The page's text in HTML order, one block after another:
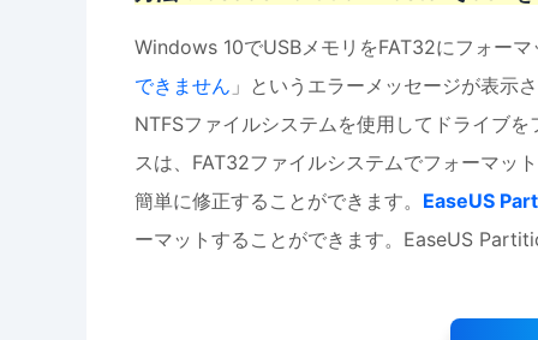
Windows 10でUSBメモリをFAT32にフォー
できません 」というエラーメッセージが表示
NTFSファイルシステムを使用してドライブ
スは、FAT32ファイルシステムでフォーマッ
簡単に修正することができます。 EaseUS
ーマットすることができます。EaseUS